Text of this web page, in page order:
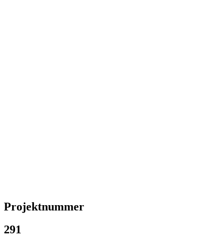
Projektnummer
291